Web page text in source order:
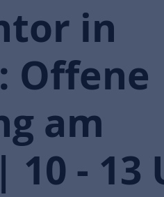
in
Offene
am
10 - 13